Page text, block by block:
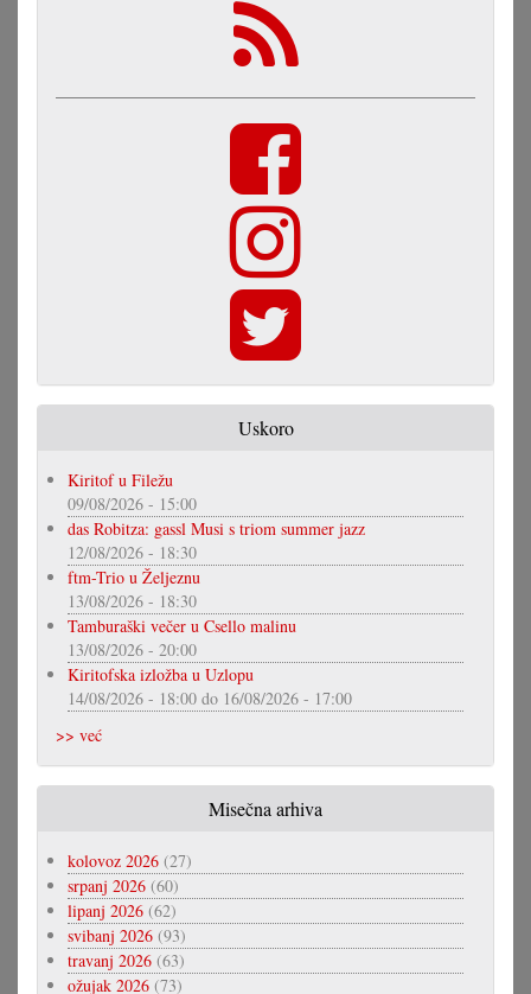
Uskoro
Kiritof u Filežu
09/08/2026 - 15:00
das Robitza: gassl Musi s triom summer jazz
12/08/2026 - 18:30
ftm-Trio u Željeznu
13/08/2026 - 18:30
Tamburaški večer u Csello malinu
13/08/2026 - 20:00
Kiritofska izložba u Uzlopu
14/08/2026 - 18:00 do 16/08/2026 - 17:00
>> već
Misečna arhiva
kolovoz 2026 (27)
srpanj 2026 (60)
lipanj 2026 (62)
svibanj 2026 (93)
travanj 2026 (63)
ožujak 2026 (73)